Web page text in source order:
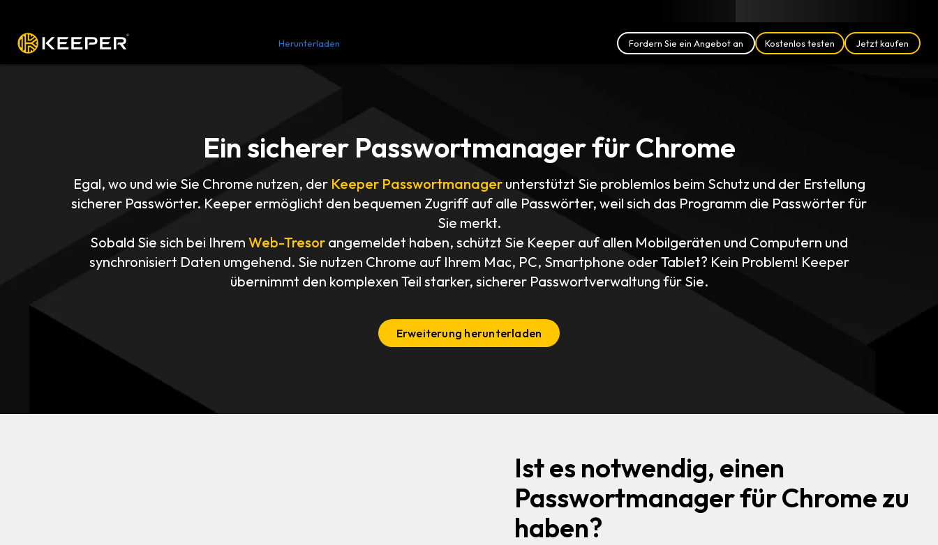
Herunterladen Fordern Sie ein Angebot an Kostenlos testen Jetzt kaufen
Ein sicherer Passwortmanager für Chrome
Egal, wo und wie Sie Chrome nutzen, der Keeper Passwortmanagerunterstützt Sie problemlos beim Schutz und der Erstellung
sicherer Passwörter. Keeper ermöglicht den bequemen Zugriff auf alle Passwörter, weil sich das Programm die Passwörter für
Sie merkt.
Sobald Sie sich bei Ihrem Web-Tresor angemeldet haben, schützt Sie Keeper auf allen Mobilgeräten und Computern und
synchronisiert Daten umgehend. Sie nutzen Chrome auf Ihrem Mac, PC, Smartphone oder Tablet? Kein Problem! Keeper
übernimmt den komplexen Teil starker, sicherer Passwortverwaltung für Sie.
Erweiterung herunterladen
Ist es notwendig, einen
Passwortmanager für Chrome zu
haben?